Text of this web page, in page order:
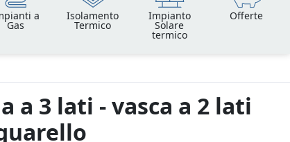
a
Gas
Isolamento
Termico
Impianto
Solare
termico
Offerte
a 3 lati - vasca a 2 lati